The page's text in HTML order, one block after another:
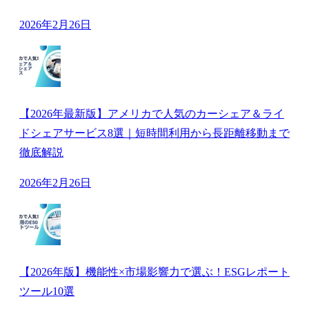
2026年2月26日
【2026年最新版】アメリカで人気のカーシェア＆ライ
ドシェアサービス8選｜短時間利用から長距離移動まで
徹底解説
2026年2月26日
【2026年版】機能性×市場影響力で選ぶ！ESGレポート
ツール10選